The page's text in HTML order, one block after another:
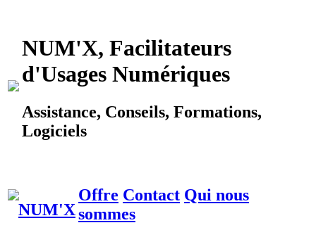
NUM'X, Facilitateurs
d'Usages Numériques
Assistance, Conseils, Formations,
Logiciels
Offre Contact Qui nous
sommes